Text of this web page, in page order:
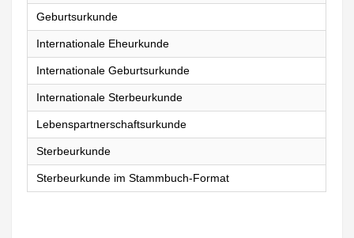
Geburtsurkunde
Internationale Eheurkunde
Internationale Geburtsurkunde
Internationale Sterbeurkunde
Lebenspartnerschaftsurkunde
Sterbeurkunde
Sterbeurkunde im Stammbuch-Format